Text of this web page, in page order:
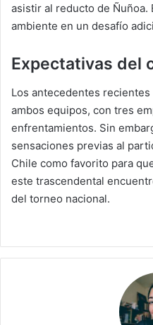
asistir al reducto de
ambiente en un desafío
Expectativas del
Los antecedentes
ambos equipos, con tres
enfrentamientos. Sin
sensaciones previas al
Chile como favorito para
este trascendental
del torneo nacional.